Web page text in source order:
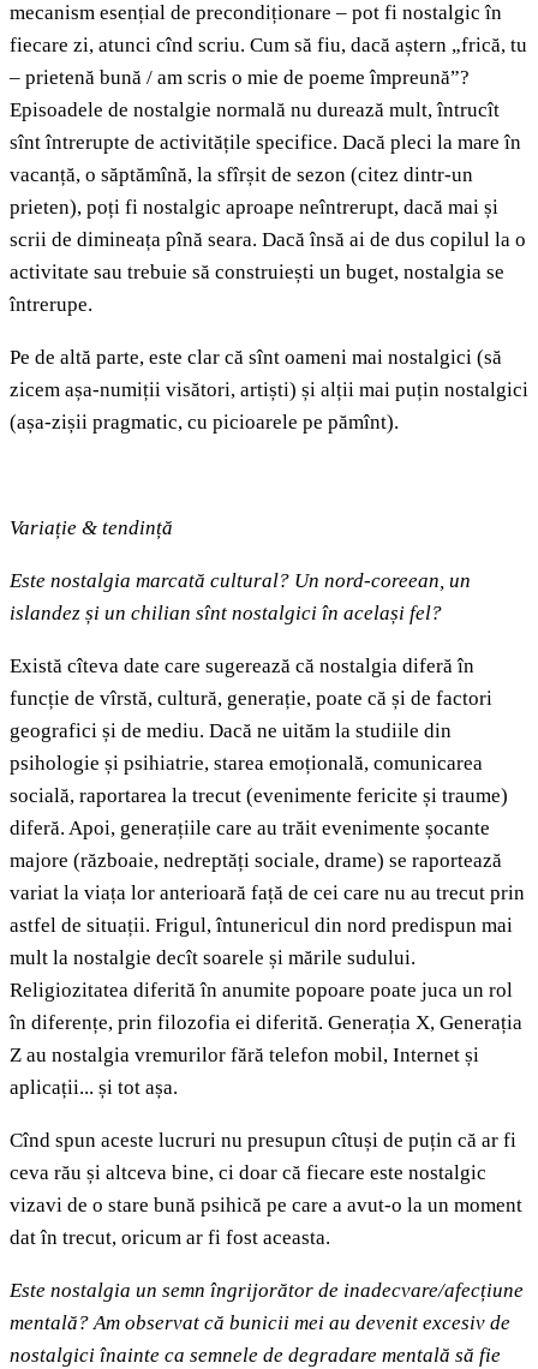
mecanism esențial de precondiționare – pot fi nostalgic în
fiecare zi, atunci cînd scriu. Cum să fiu, dacă aștern „frică, tu
– prietenă bună / am scris o mie de poeme împreună”?
Episoadele de nostalgie normală nu durează mult, întrucît
sînt întrerupte de activitățile specifice. Dacă pleci la mare în
vacanță, o săptămînă, la sfîrșit de sezon (citez dintr-un
prieten), poți fi nostalgic aproape neîntrerupt, dacă mai și
scrii de dimineața pînă seara. Dacă însă ai de dus copilul la o
activitate sau trebuie să construiești un buget, nostalgia se
întrerupe.
Pe de altă parte, este clar că sînt oameni mai nostalgici (să
zicem așa-numiții visători, artiști) și alții mai puțin nostalgici
(așa-zișii pragmatic, cu picioarele pe pămînt).
Variație & tendință
Este nostalgia marcată cultural? Un nord-coreean, un
islandez și un chilian sînt nostalgici în același fel?
Există cîteva date care sugerează că nostalgia diferă în
funcție de vîrstă, cultură, generație, poate că și de factori
geografici și de mediu. Dacă ne uităm la studiile din
psihologie și psihiatrie, starea emoțională, comunicarea
socială, raportarea la trecut (evenimente fericite și traume)
diferă. Apoi, generațiile care au trăit evenimente șocante
majore (războaie, nedreptăți sociale, drame) se raportează
variat la viața lor anterioară față de cei care nu au trecut prin
astfel de situații. Frigul, întunericul din nord predispun mai
mult la nostalgie decît soarele și mările sudului.
Religiozitatea diferită în anumite popoare poate juca un rol
în diferențe, prin filozofia ei diferită. Generația X, Generația
Z au nostalgia vremurilor fără telefon mobil, Internet și
aplicații... și tot așa.
Cînd spun aceste lucruri nu presupun cîtuși de puțin că ar fi
ceva rău și altceva bine, ci doar că fiecare este nostalgic
vizavi de o stare bună psihică pe care a avut-o la un moment
dat în trecut, oricum ar fi fost aceasta.
Este nostalgia un semn îngrijorător de inadecvare/afecțiune
mentală? Am observat că bunicii mei au devenit excesiv de
nostalgici înainte ca semnele de degradare mentală să fie